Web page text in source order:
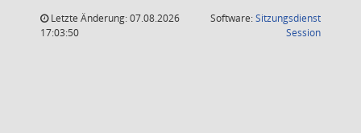
Letzte Änderung: 07.08.2026
17:03:50
Software:Sitzungsdienst
Session(Wird in